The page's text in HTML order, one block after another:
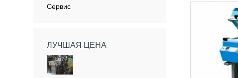
Сервис
ЛУЧШАЯ ЦЕНА